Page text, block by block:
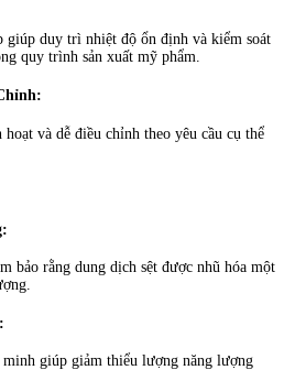
giúp duy trì nhiệt độ ổn định và kiểm soát
quy trình sản xuất mỹ phẩm.
và dễ điều chỉnh theo yêu cầu cụ thể
bảo rằng dung dịch sệt được nhũ hóa một
giúp giảm thiểu lượng năng lượng